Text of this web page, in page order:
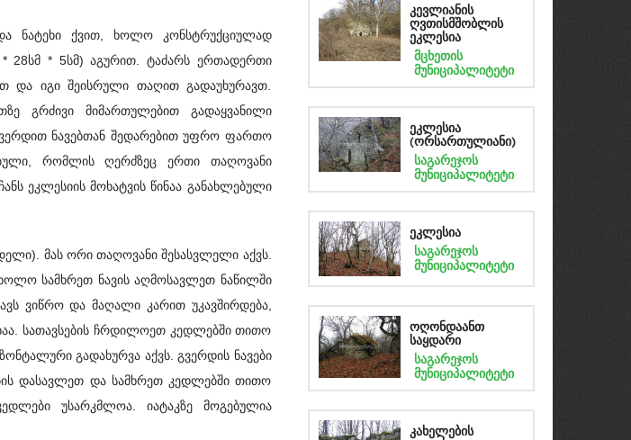
ნატეხი ქვით, ხოლო კონსტრუქციულად
28სმ * 5სმ) აგურით. ტაძარს ერთადერთი
და იგი შეისრული თაღით გადაუხურავთ.
გრძივი მიმართულებით გადაყვანილი
ნავებთან შედარებით უფრო ფართო
რომლის ღერძზეც ერთი თაღოვანი
ეკლესიის მოხატვის წინაა განახლებული
მას ორი თაღოვანი შესასვლელი აქვს.
სამხრეთ ნავის აღმოსავლეთ ნაწილში
ვიწრო და მაღალი კარით უკავშირდება,
სათავსების ჩრდილოეთ კედლებში თითო
გადახურვა აქვს. გვერდის ნავები
დასავლეთ და სამხრეთ კედლებში თითო
უსარკმლოა. იატაკზე მოგებულია
კევლიანის
ღვთისმშობლის
ეკლესია
მცხეთის
მუნიციპალიტეტი
ეკლესია
(ორსართულიანი)
საგარეჯოს
მუნიციპალიტეტი
ეკლესია
საგარეჯოს
მუნიციპალიტეტი
ოღონდაანთ
საყდარი
საგარეჯოს
მუნიციპალიტეტი
კახელების